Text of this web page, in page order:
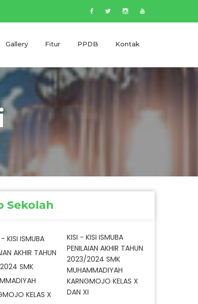
Gallery Fitur PPDB Kontak
Sekolah
KISI - KISI ISMUBA
PENILAIAN AKHIR TAHUN
2023/2024 SMK
MUHAMMADIYAH
KARNGMOJO KELAS X
DAN XI